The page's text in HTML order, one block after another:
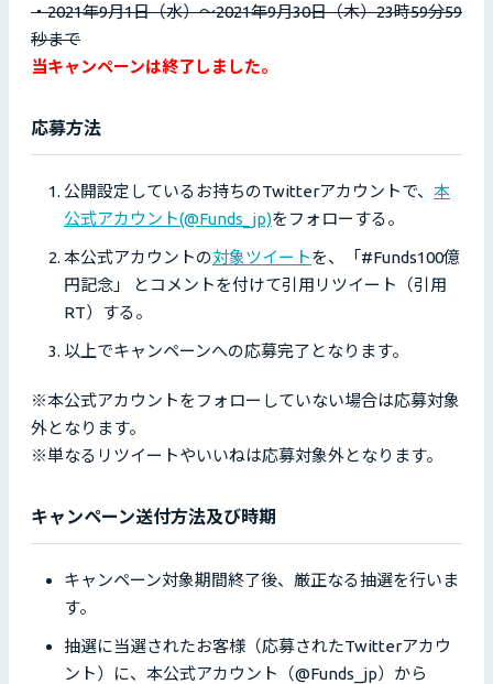
・2021年9月1日（水）〜2021年9月30日（木）23時59分59
秒まで
当キャンペーンは終了しました。
応募方法
公開設定しているお持ちのTwitterアカウントで、 本
公式アカウント(@Funds_jp)をフォローする。
本公式アカウントの対象ツイートを、「#Funds100億
円記念」 とコメントを付けて引用リツイート（引用
RT）する。
以上でキャンペーンへの応募完了となります。
※本公式アカウントをフォローしていない場合は応募対象
外となります。
※単なるリツイートやいいねは応募対象外となります。
キャンペーン送付方法及び時期
キャンペーン対象期間終了後、厳正なる抽選を行いま
す。
抽選に当選されたお客様（応募されたTwitterアカウ
ント）に、本公式アカウント（@Funds_jp）から